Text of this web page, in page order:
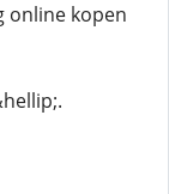
online kopen